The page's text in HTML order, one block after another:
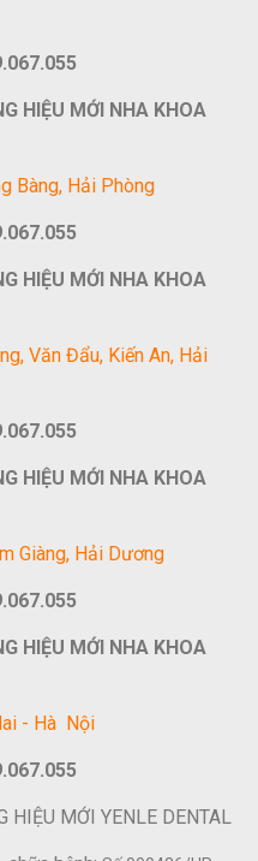
HIỆU MỚI NHA KHOA
Bàng, Hải Phòng
HIỆU MỚI NHA KHOA
Văn Đẩu, Kiến An, Hải
HIỆU MỚI NHA KHOA
Giàng, Hải Dương
HIỆU MỚI NHA KHOA
- Hà Nội
HIỆU MỚI YENLE DENTAL